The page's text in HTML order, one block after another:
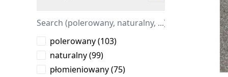
polerowany(103products available
)
naturalny(99products available
)
płomieniowany(75products available
)